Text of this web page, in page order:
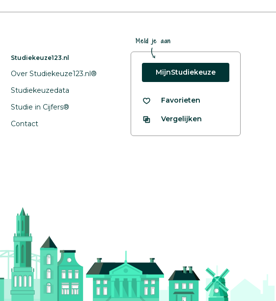
Studiekeuze123.nl
Over Studiekeuze123.nl®
Studiekeuzedata
Studie in Cijfers®
Contact
Meld je aan
MijnStudiekeuze
Favorieten
Vergelijken